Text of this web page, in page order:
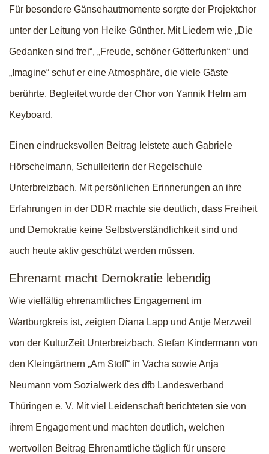
Für besondere Gänsehautmomente sorgte der Projektchor
unter der Leitung von Heike Günther. Mit Liedern wie „Die
Gedanken sind frei“, „Freude, schöner Götterfunken“ und
„Imagine“ schuf er eine Atmosphäre, die viele Gäste
berührte. Begleitet wurde der Chor von Yannik Helm am
Keyboard.
Einen eindrucksvollen Beitrag leistete auch Gabriele
Hörschelmann, Schulleiterin der Regelschule
Unterbreizbach. Mit persönlichen Erinnerungen an ihre
Erfahrungen in der DDR machte sie deutlich, dass Freiheit
und Demokratie keine Selbstverständlichkeit sind und
auch heute aktiv geschützt werden müssen.
Ehrenamt macht Demokratie lebendig
Wie vielfältig ehrenamtliches Engagement im
Wartburgkreis ist, zeigten Diana Lapp und Antje Merzweil
von der KulturZeit Unterbreizbach, Stefan Kindermann von
den Kleingärtnern „Am Stoff“ in Vacha sowie Anja
Neumann vom Sozialwerk des dfb Landesverband
Thüringen e. V. Mit viel Leidenschaft berichteten sie von
ihrem Engagement und machten deutlich, welchen
wertvollen Beitrag Ehrenamtliche täglich für unsere